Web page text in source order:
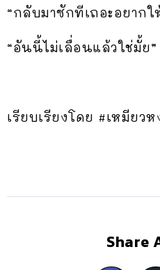
“กลับมาซักทีเถอะอยาก
“อันนี้ไม่เลื่อนแล้วใช่มั้ย”
เรียบเรียงโดย #เหมียวห
Share